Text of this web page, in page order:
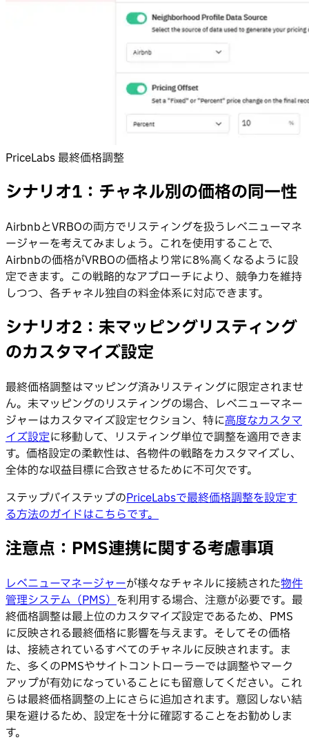
PriceLabs 最終価格調整
シナリオ1：チャネル別の価格の同一性
AirbnbとVRBOの両方でリスティングを扱うレベニューマネ
ージャーを考えてみましょう。これを使用することで、
Airbnbの価格がVRBOの価格より常に8%高くなるように設
定できます。この戦略的なアプローチにより、競争力を維持
しつつ、各チャネル独自の料金体系に対応できます。
シナリオ2：未マッピングリスティング
のカスタマイズ設定
最終価格調整はマッピング済みリスティングに限定されませ
ん。未マッピングのリスティングの場合、レベニューマネー
ジャーはカスタマイズ設定セクション、特に高度なカスタマ
イズ設定に移動して、リスティング単位で調整を適用できま
す。価格設定の柔軟性は、各物件の戦略をカスタマイズし、
全体的な収益目標に合致させるために不可欠です。
ステップバイステップのPriceLabsで最終価格調整を設定す
る方法のガイドはこちらです。
注意点：PMS連携に関する考慮事項
レベニューマネージャーが様々なチャネルに接続された物件
管理システム（PMS）を利用する場合、注意が必要です。最
終価格調整は最上位のカスタマイズ設定であるため、PMS
に反映される最終価格に影響を与えます。そしてその価格
は、接続されているすべてのチャネルに反映されます。ま
た、多くのPMSやサイトコントローラーでは調整やマーク
アップが有効になっていることにも留意してください。これ
らは最終価格調整の上にさらに追加されます。意図しない結
果を避けるため、設定を十分に確認することをお勧めしま
す。